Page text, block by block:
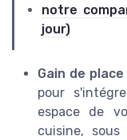
notre
jour)
Gain de place
pour
espace de
cuisine,